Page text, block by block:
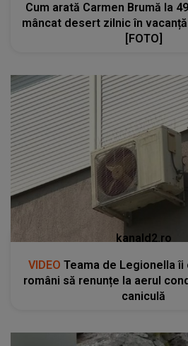
Cum arată Carmen Brumă la
mâncat desert zilnic în
[FOTO]
kanald2.ro
VIDEO Teama de Legionella
români să renunțe la aerul
caniculă